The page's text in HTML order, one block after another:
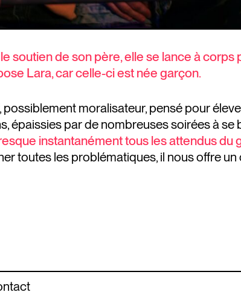
soutien de son père, elle se lance à
Lara, car celle-ci est née garçon.
moralisateur, pensé pour
épaissies par de nombreuses soirées à
instantanément tous les attendus du
toutes les problématiques, il nous offre